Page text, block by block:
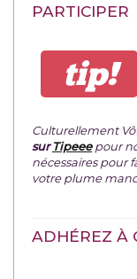
PARTICIPER
tip!
Culturellement
surTipeeepour
nécessaires pour
votre plume
ADHÉREZ À